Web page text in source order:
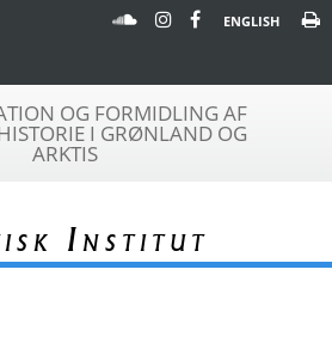
ENGLISH
OG FORMIDLING AF
I GRØNLAND OG
ARKTIS
Institut